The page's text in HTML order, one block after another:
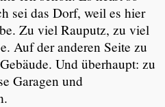
sei das Dorf, weil es hier
Zu viel Rauputz, zu viel
Auf der anderen Seite zu
Und überhaupt: zu
Garagen und